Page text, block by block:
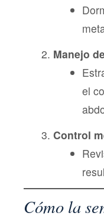
Manejo
el
Control
Cómo la